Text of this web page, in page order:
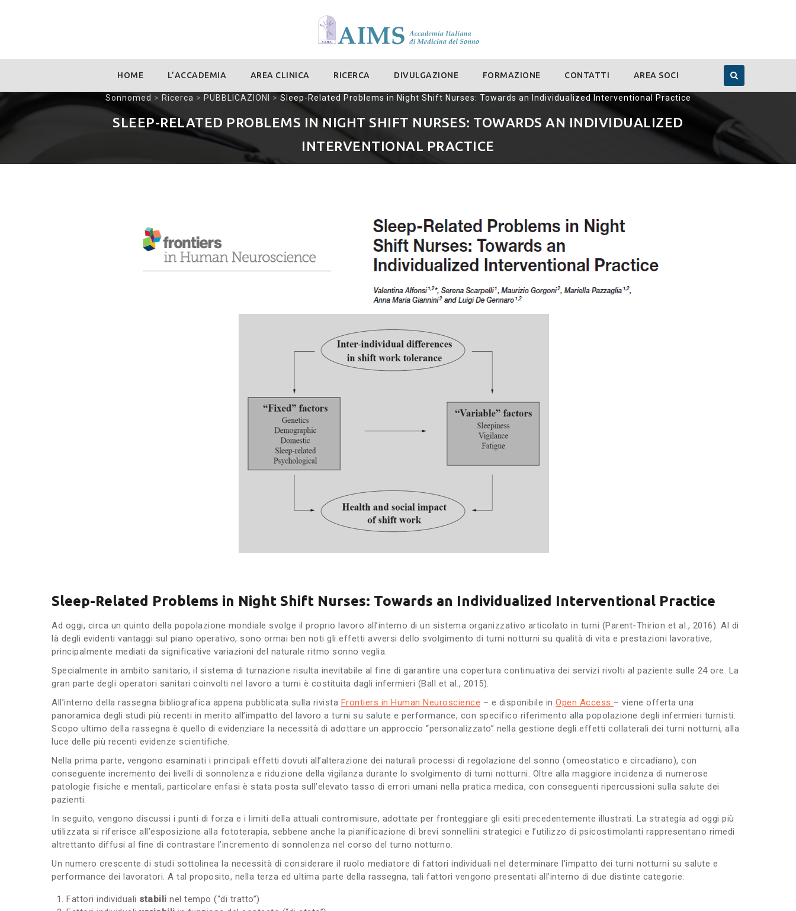
content
HOME L’ACCADEMIA AREA CLINICA RICERCA DIVULGAZIONE FORMAZIONE CONTATTI AREA SOCI
Sonnomed > Ricerca > PUBBLICAZIONI > Sleep-Related Problems in Night Shift Nurses: Towards an Individualized Interventional Practice
SLEEP-RELATED PROBLEMS IN NIGHT SHIFT NURSES: TOWARDS AN INDIVIDUALIZED
INTERVENTIONAL PRACTICE
Sleep-Related Problems in Night Shift Nurses: Towards an Individualized Interventional Practice
Ad oggi, circa un quinto della popolazione mondiale svolge il proprio lavoro all’interno di un sistema organizzativo articolato in turni (Parent-Thirion et al., 2016). Al di
là degli evidenti vantaggi sul piano operativo, sono ormai ben noti gli effetti avversi dello svolgimento di turni notturni su qualità di vita e prestazioni lavorative,
principalmente mediati da significative variazioni del naturale ritmo sonno veglia.
Specialmente in ambito sanitario, il sistema di turnazione risulta inevitabile al fine di garantire una copertura continuativa dei servizi rivolti al paziente sulle 24 ore. La
gran parte degli operatori sanitari coinvolti nel lavoro a turni è costituita dagli infermieri (Ball et al., 2015).
All’interno della rassegna bibliografica appena pubblicata sulla rivista Frontiers in Human Neuroscience – e disponibile in Open Access – viene offerta una
panoramica degli studi più recenti in merito all’impatto del lavoro a turni su salute e performance, con specifico riferimento alla popolazione degli infermieri turnisti.
Scopo ultimo della rassegna è quello di evidenziare la necessità di adottare un approccio “personalizzato” nella gestione degli effetti collaterali dei turni notturni, alla
luce delle più recenti evidenze scientifiche.
Nella prima parte, vengono esaminati i principali effetti dovuti all’alterazione dei naturali processi di regolazione del sonno (omeostatico e circadiano), con
conseguente incremento dei livelli di sonnolenza e riduzione della vigilanza durante lo svolgimento di turni notturni. Oltre alla maggiore incidenza di numerose
patologie fisiche e mentali, particolare enfasi è stata posta sull’elevato tasso di errori umani nella pratica medica, con conseguenti ripercussioni sulla salute dei
pazienti.
In seguito, vengono discussi i punti di forza e i limiti della attuali contromisure, adottate per fronteggiare gli esiti precedentemente illustrati. La strategia ad oggi più
utilizzata si riferisce all’esposizione alla fototerapia, sebbene anche la pianificazione di brevi sonnellini strategici e l’utilizzo di psicostimolanti rappresentano rimedi
altrettanto diffusi al fine di contrastare l’incremento di sonnolenza nel corso del turno notturno.
Un numero crescente di studi sottolinea la necessità di considerare il ruolo mediatore di fattori individuali nel determinare l’impatto dei turni notturni su salute e
performance dei lavoratori. A tal proposito, nella terza ed ultima parte della rassegna, tali fattori vengono presentati all’interno di due distinte categorie:
Fattori individuali stabili nel tempo (“di tratto”)